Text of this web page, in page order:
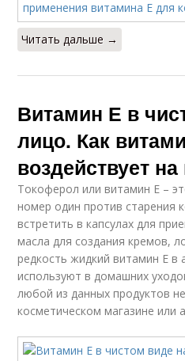
Читать дальше →
Витамин Е в
лицо. Как
воздействует
Токоферол или витамин Е –
номер один против старения
встретить в капсулах для
масла для создания кремов,
редкость жидкий витамин Е в
используют в домашних
любой из данных продуктов
косметическом магазине или